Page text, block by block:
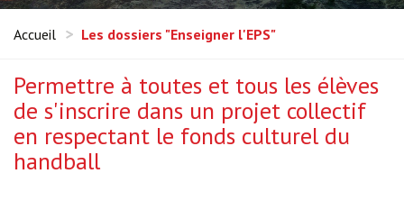
Accueil Les dossiers "Enseigner l'EPS"
Permettre à toutes et tous les élèves
de s'inscrire dans un projet collectif
en respectant le fonds culturel du
handball